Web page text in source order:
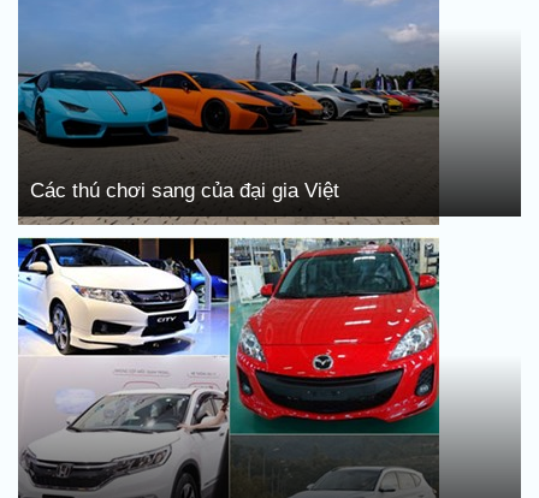
Các thú chơi sang của đại gia Việt